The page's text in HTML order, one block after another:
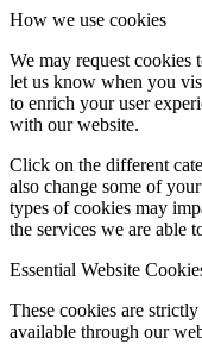
How we use cookies
We may request cookies
let us know when you
to enrich your user
with our website.
Click on the different
also change some of
types of cookies may
the services we are able
Essential Website
These cookies are
available through our